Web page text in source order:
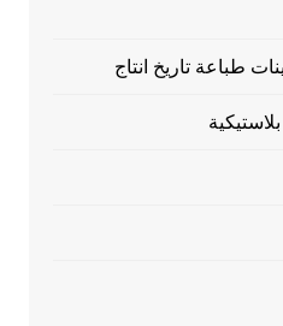
طباعة تاريخ انتاج